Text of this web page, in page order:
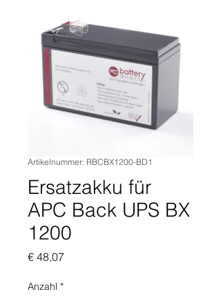
Artikelnummer: RBCBX1200-BD1
Ersatzakku für
APC Back UPS BX
1200
€ 48,07Preis
Anzahl *